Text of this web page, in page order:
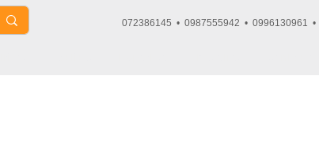
072386145 • 0987555942 • 0996130961 •